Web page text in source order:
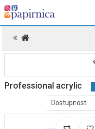
Professional acrylic